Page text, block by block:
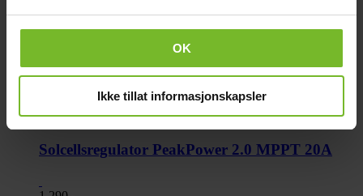
OK
Ikke tillat informasjonskapsler
Solcellsregulator PeakPower 2.0 MPPT 20A